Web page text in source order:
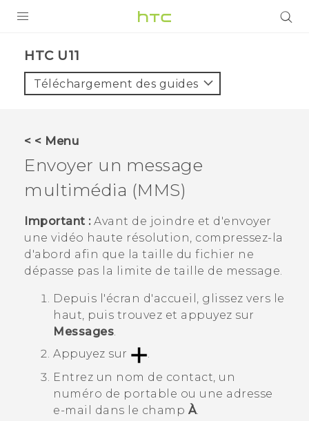
VIVE
VIVERSE
ASSISTANCE
Appareils HTC & Accessoires
Connexion
HTC U11‎
Téléchargement des guides
< < Menu
Envoyer un message
multimédia (MMS)
Important :Avant de joindre et d'envoyer
une vidéo haute résolution, compressez-la
d'abord afin que la taille du fichier ne
dépasse pas la limite de taille de message.
Depuis l'écran d'accueil , glissez vers le
haut, puis trouvez et appuyez sur
Messages.
Appuyez sur
.
Entrez un nom de contact, un
numéro de portable ou une adresse
e-mail dans le champ À